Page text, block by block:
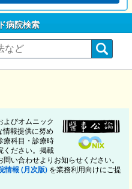
病院検索
よびオムニック
情報提供に努め
療科目・診療時
ください。掲載
い合わせよりお知らせください。
情報 (月次版) を業務利用向けにご提